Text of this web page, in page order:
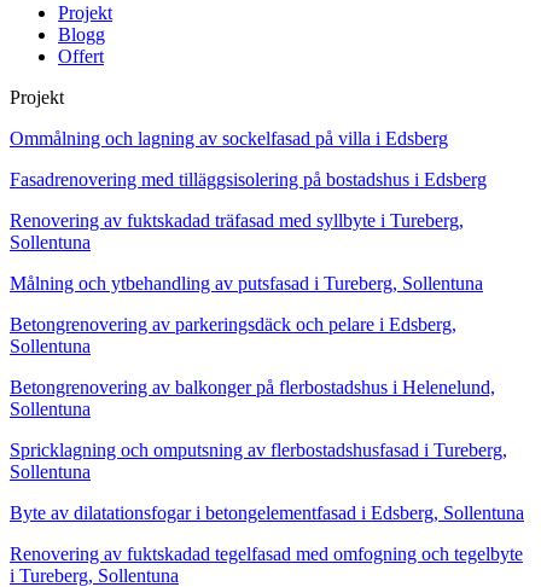
Projekt
Blogg
Offert
Projekt
Ommålning och lagning av sockelfasad på villa i Edsberg
Fasadrenovering med tilläggsisolering på bostadshus i Edsberg
Renovering av fuktskadad träfasad med syllbyte i Tureberg,
Sollentuna
Målning och ytbehandling av putsfasad i Tureberg, Sollentuna
Betongrenovering av parkeringsdäck och pelare i Edsberg,
Sollentuna
Betongrenovering av balkonger på flerbostadshus i Helenelund,
Sollentuna
Spricklagning och omputsning av flerbostadshusfasad i Tureberg,
Sollentuna
Byte av dilatationsfogar i betongelementfasad i Edsberg, Sollentuna
Renovering av fuktskadad tegelfasad med omfogning och tegelbyte
i Tureberg, Sollentuna